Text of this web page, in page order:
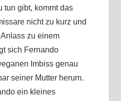
tun gibt, kommt das
nicht zu kurz und
zu einem
sich Fernando
Imbiss genau
seiner Mutter herum.
ein kleines